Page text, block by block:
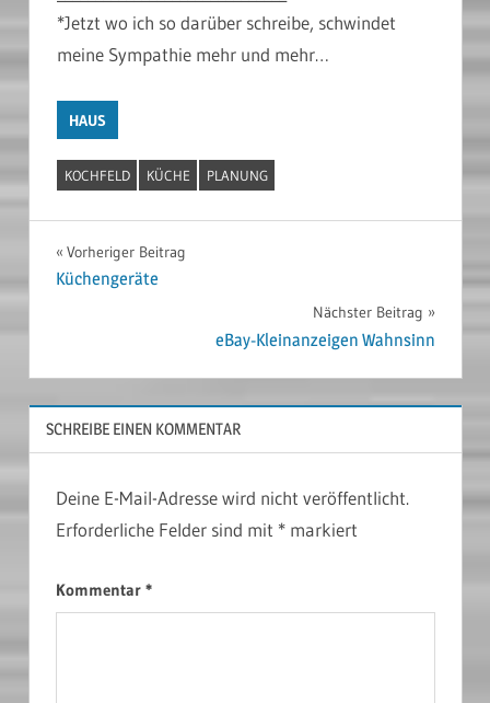
*Jetzt wo ich so darüber schreibe, schwindet
meine Sympathie mehr und mehr…
HAUS
KOCHFELD KÜCHE PLANUNG
Beitragsnavigation
Vorheriger Beitrag
Küchengeräte
Nächster Beitrag
eBay-Kleinanzeigen Wahnsinn
SCHREIBE EINEN KOMMENTAR
Deine E-Mail-Adresse wird nicht veröffentlicht.
Erforderliche Felder sind mit *markiert
Kommentar *